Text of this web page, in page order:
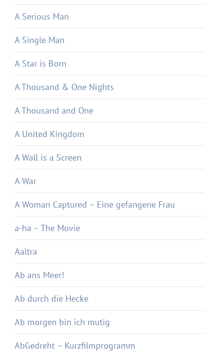
A Serious Man
A Single Man
A Star is Born
A Thousand & One Nights
A Thousand and One
A United Kingdom
A Wall is a Screen
A War
A Woman Captured – Eine gefangene Frau
a-ha – The Movie
Aaltra
Ab ans Meer!
Ab durch die Hecke
Ab morgen bin ich mutig
AbGedreht – Kurzfilmprogramm